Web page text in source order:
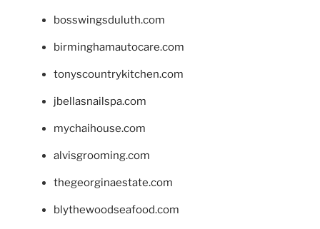
bosswingsduluth.com
birminghamautocare.com
tonyscountrykitchen.com
jbellasnailspa.com
mychaihouse.com
alvisgrooming.com
thegeorginaestate.com
blythewoodseafood.com